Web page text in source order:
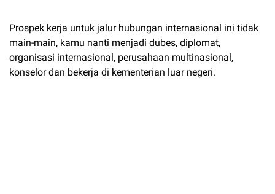
Prospek kerja untuk jalur hubungan internasional ini tidak
main-main, kamu nanti menjadi dubes, diplomat,
organisasi internasional, perusahaan multinasional,
konselor dan bekerja di kementerian luar negeri.